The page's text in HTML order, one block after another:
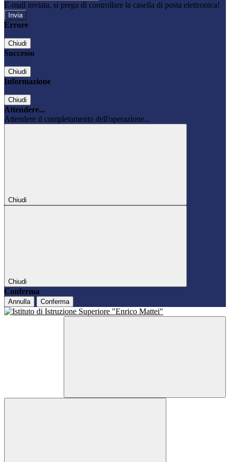
E-mail inviata, si prega di controllare la casella di posta elettronica!
Errore
Chiudi
Successo
Chiudi
Informazione
Chiudi
Attendere...
Attendere il completamento dell'operazione...
Chiudi
Chiudi
Conferma
Annulla Conferma